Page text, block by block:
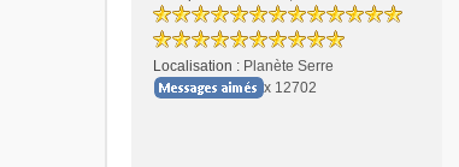
Localisation : Planète Serre
x 12702